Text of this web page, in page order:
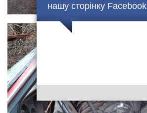
нашу сторінку Facebook